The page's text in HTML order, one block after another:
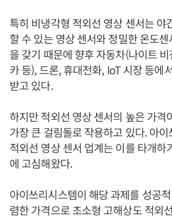
특히 비냉각형 적외선 영상 센서는 야
할 수 있는 영상 센서와 정밀한 온도
을 갖기 때문에 향후 자동차(나이트
카 등), 드론, 휴대전화, IoT 시장 등에
받고 있다.
하지만 적외선 영상 센서의 높은 가격
가장 큰 걸림돌로 작용하고 있다. 아
적외선 영상 센서 업계는 이를 타개하
에 고심해왔다.
아이쓰리시스템이 해당 과제를 성공
렴한 가격으로 초소형 고해상도 적외